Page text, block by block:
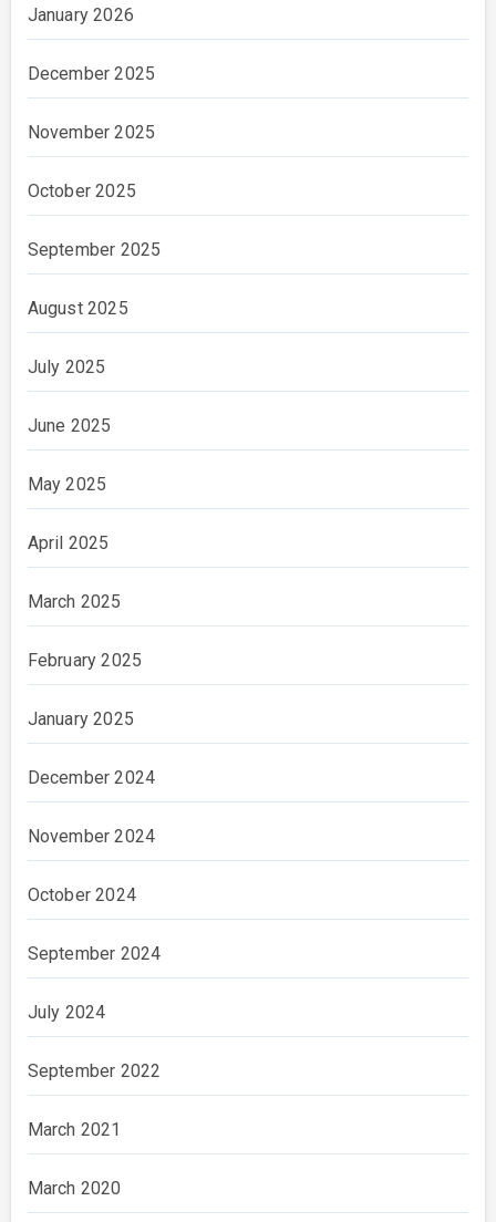
January 2026
December 2025
November 2025
October 2025
September 2025
August 2025
July 2025
June 2025
May 2025
April 2025
March 2025
February 2025
January 2025
December 2024
November 2024
October 2024
September 2024
July 2024
September 2022
March 2021
March 2020